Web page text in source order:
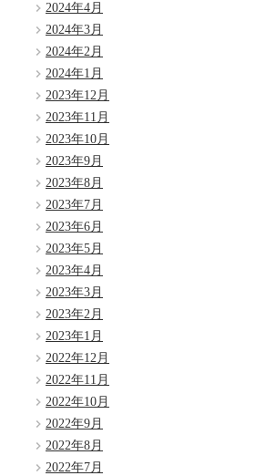
2024年4月
2024年3月
2024年2月
2024年1月
2023年12月
2023年11月
2023年10月
2023年9月
2023年8月
2023年7月
2023年6月
2023年5月
2023年4月
2023年3月
2023年2月
2023年1月
2022年12月
2022年11月
2022年10月
2022年9月
2022年8月
2022年7月